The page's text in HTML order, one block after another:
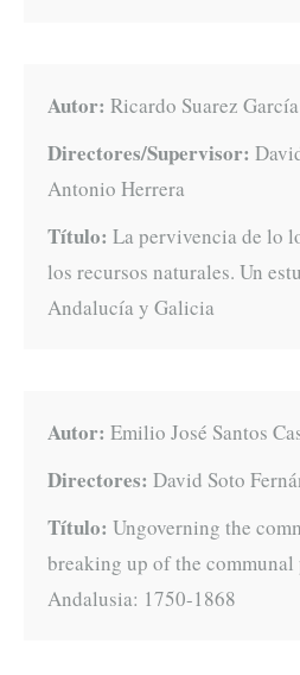
Autor: Ricardo Suarez García
Directores/Supervisor:
Antonio Herrera
Título: La pervivencia de lo
los recursos naturales. Un
Andalucía y Galicia
Autor: Emilio José Santos
Directores: David Soto
Título: Ungoverning the
breaking up of the
Andalusia: 1750-1868